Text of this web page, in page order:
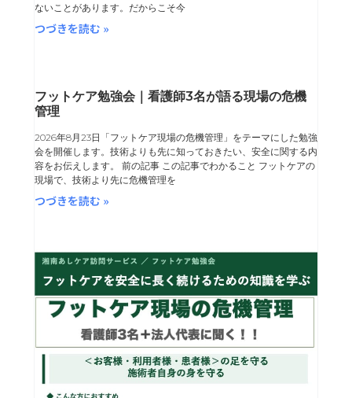
ないことがあります。だからこそ今
つづきを読む »
フットケア勉強会｜看護師3名が語る現場の危機
管理
2026年8月23日「フットケア現場の危機管理」をテーマにした勉強
会を開催します。技術よりも先に知っておきたい、安全に関する内
容をお伝えします。 前の記事 この記事でわかること フットケアの
現場で、技術より先に危機管理を
つづきを読む »